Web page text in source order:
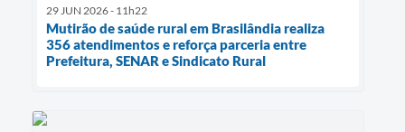
29 JUN 2026 - 11h22
Mutirão de saúde rural em Brasilândia realiza
356 atendimentos e reforça parceria entre
Prefeitura, SENAR e Sindicato Rural